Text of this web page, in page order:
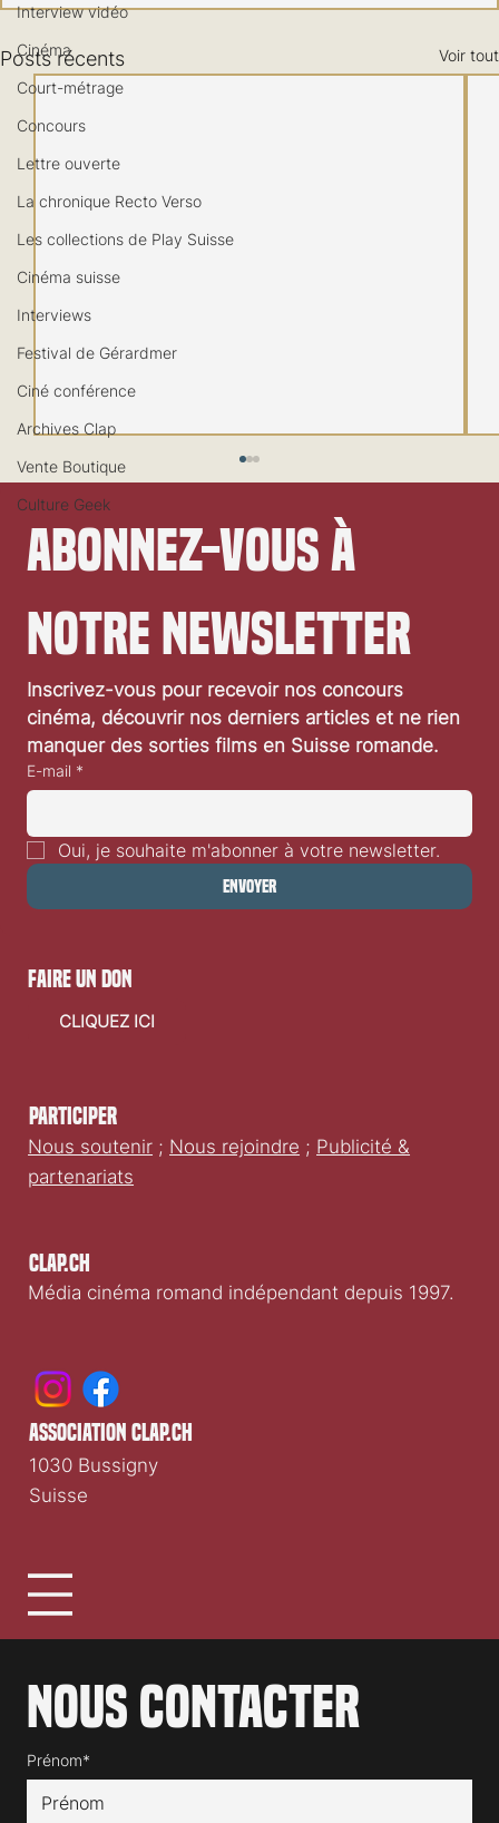
Interview vidéo
Cinéma
Court-métrage
Concours
Lettre ouverte
La chronique Recto Verso
Les collections de Play Suisse
Cinéma suisse
Interviews
Festival de Gérardmer
Ciné conférence
Archives Clap
Vente Boutique
Culture Geek
Posts récents Voir tout
«L’Affaire Bojarski» de Jean-Paul Salomé:
critique vidéo
Abonnez-vous à
notre newsletter
Inscrivez-vous pour recevoir nos concours
cinéma, découvrir nos derniers articles et ne rien
manquer des sorties films en Suisse romande.
E-mail *
Oui, je souhaite m'abonner à votre newsletter.
Envoyer
Clap.ch
Média cinéma romand indépendant depuis 1997.
Participer
Nous soutenir ; Nous rejoindre ; Publicité &
partenariats
Nous contacter
Prénom*
faire un don
CLIQUEZ ICI
association clap.ch
1030 Bussigny
Suisse